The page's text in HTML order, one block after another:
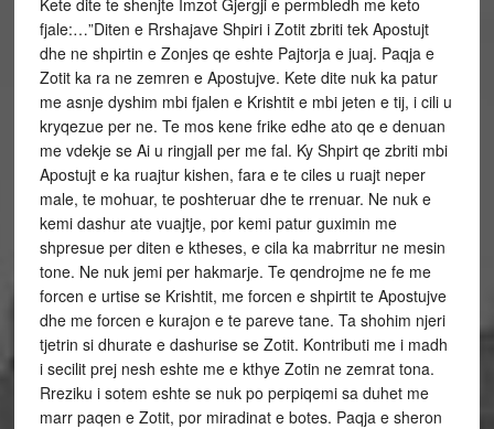
Kete dite te shenjte Imzot Gjergji e permbledh me keto
fjale:…”Diten e Rrshajave Shpiri i Zotit zbriti tek Apostujt
dhe ne shpirtin e Zonjes qe eshte Pajtorja e juaj. Paqja e
Zotit ka ra ne zemren e Apostujve. Kete dite nuk ka patur
me asnje dyshim mbi fjalen e Krishtit e mbi jeten e tij, i cili u
kryqezue per ne. Te mos kene frike edhe ato qe e denuan
me vdekje se Ai u ringjall per me fal. Ky Shpirt qe zbriti mbi
Apostujt e ka ruajtur kishen, fara e te ciles u ruajt neper
male, te mohuar, te poshteruar dhe te rrenuar. Ne nuk e
kemi dashur ate vuajtje, por kemi patur guximin me
shpresue per diten e ktheses, e cila ka mabrritur ne mesin
tone. Ne nuk jemi per hakmarje. Te qendrojme ne fe me
forcen e urtise se Krishtit, me forcen e shpirtit te Apostujve
dhe me forcen e kurajon e te pareve tane. Ta shohim njeri
tjetrin si dhurate e dashurise se Zotit. Kontributi me i madh
i secilit prej nesh eshte me e kthye Zotin ne zemrat tona.
Rreziku i sotem eshte se nuk po perpiqemi sa duhet me
marr paqen e Zotit, por miradinat e botes. Paqja e sheron